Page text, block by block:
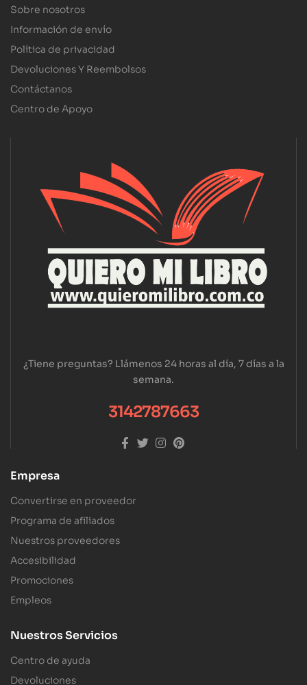
Sobre nosotros
Información de envío
Política de privacidad
Devoluciones Y Reembolsos
Contáctanos
Centro de Apoyo
¿Tiene preguntas? Llámenos 24 horas al día, 7 días a la
semana.
3142787663
Empresa
Convertirse en proveedor
Programa de afiliados
Nuestros proveedores
Accesibilidad
Promociones
Empleos
Nuestros Servicios
Centro de ayuda
Devoluciones